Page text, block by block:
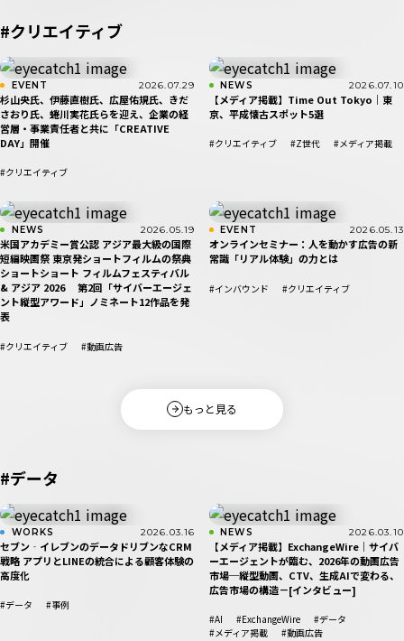
#クリエイティブ
もっと見る
EVENT 2026.07.29
杉山央氏、伊藤直樹氏、広屋佑規氏、きだ
さおり氏、蜷川実花氏らを迎え、企業の経
営層・事業責任者と共に「CREATIVE
DAY」開催
#クリエイティブ
NEWS 2026.07.10
【メディア掲載】Time Out Tokyo｜東
京、平成懐古スポット5選
#クリエイティブ #Z世代 #メディア掲載
NEWS 2026.05.19
米国アカデミー賞公認 アジア最大級の国際
短編映画祭 東京発ショートフィルムの祭典
ショートショート フィルムフェスティバル
& アジア 2026 第2回「サイバーエージェ
ント縦型アワード」ノミネート12作品を発
表
#クリエイティブ #動画広告
EVENT 2026.05.13
オンラインセミナー：人を動かす広告の新
常識「リアル体験」の力とは
#インバウンド #クリエイティブ
#データ
WORKS 2026.03.16
セブン‐イレブンのデータドリブンなCRM
戦略 アプリとLINEの統合による顧客体験の
高度化
#データ #事例
NEWS 2026.03.10
【メディア掲載】ExchangeWire｜サイバ
ーエージェントが臨む、2026年の動画広告
市場─縦型動画、CTV、生成AIで変わる、
広告市場の構造－[インタビュー]
#AI #ExchangeWire
#データ
#メディア掲載
#動画広告